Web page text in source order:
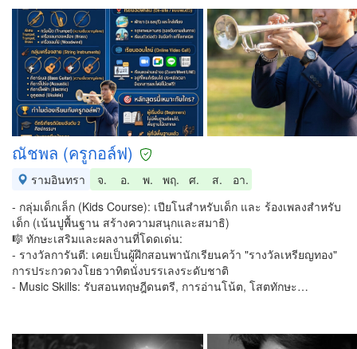
ณัชพล (ครูกอล์ฟ)
รามอินทรา จ. อ. พ. พฤ. ศ. ส.
อา.
- กลุ่มเด็กเล็ก (Kids Course): เปียโนสำหรับเด็ก และ ร้องเพลงสำหรับ
เด็ก (เน้นปูพื้นฐาน สร้างความสนุกและสมาธิ)
🎼 ทักษะเสริมและผลงานที่โดดเด่น:
- รางวัลการันตี: เคยเป็นผู้ฝึกสอนพานักเรียนคว้า "รางวัลเหรียญทอง"
การประกวดวงโยธวาทิตนั่งบรรเลงระดับชาติ
- Music Skills: รับสอนทฤษฎีดนตรี, การอ่านโน้ต, โสตทักษะ…